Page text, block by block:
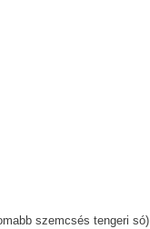
szemcsés tengeri só)